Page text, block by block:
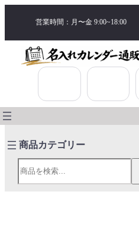
営業時間：月〜金 9:00~18:00
検索